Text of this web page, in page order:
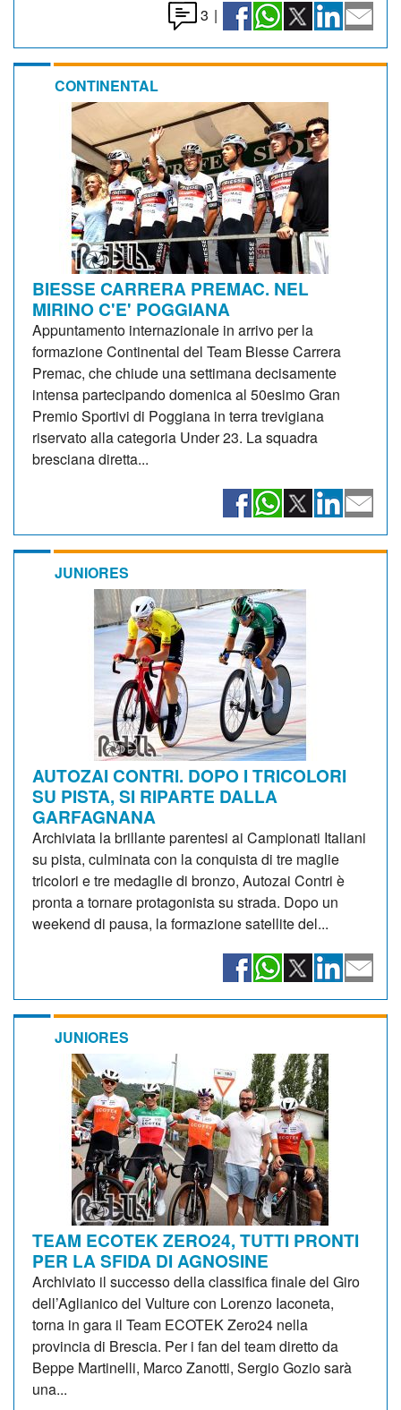
3 |
CONTINENTAL
BIESSE CARRERA PREMAC. NEL
MIRINO C'E' POGGIANA
Appuntamento internazionale in arrivo per la
formazione Continental del Team Biesse Carrera
Premac, che chiude una settimana decisamente
intensa partecipando domenica al 50esimo Gran
Premio Sportivi di Poggiana in terra trevigiana
riservato alla categoria Under 23. La squadra
bresciana diretta...
JUNIORES
AUTOZAI CONTRI. DOPO I TRICOLORI
SU PISTA, SI RIPARTE DALLA
GARFAGNANA
Archiviata la brillante parentesi ai Campionati Italiani
su pista, culminata con la conquista di tre maglie
tricolori e tre medaglie di bronzo, Autozai Contri è
pronta a tornare protagonista su strada. Dopo un
weekend di pausa, la formazione satellite del...
JUNIORES
TEAM ECOTEK ZERO24, TUTTI PRONTI
PER LA SFIDA DI AGNOSINE
Archiviato il successo della classifica finale del Giro
dell’Aglianico del Vulture con Lorenzo Iaconeta,
torna in gara il Team ECOTEK Zero24 nella
provincia di Brescia. Per i fan del team diretto da
Beppe Martinelli, Marco Zanotti, Sergio Gozio sarà
una...